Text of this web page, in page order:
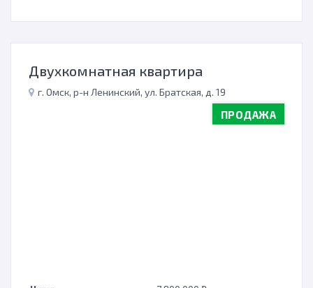
Двухкомнатная квартира
г. Омск, р-н Ленинский, ул. Братская, д. 19
ПРОДАЖА